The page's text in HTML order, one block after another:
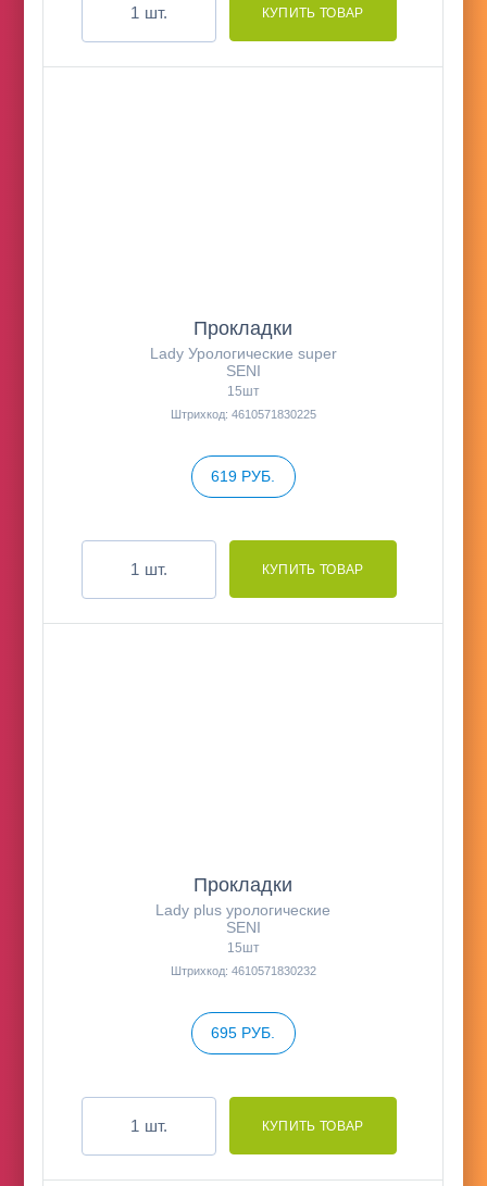
шт.
Прокладки
Lady Урологические super
SENI
15шт
Штрихкод: 4610571830225
619 РУБ.
шт.
Прокладки
Lady plus урологические
SENI
15шт
Штрихкод: 4610571830232
695 РУБ.
шт.